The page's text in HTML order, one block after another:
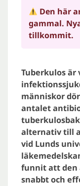
Den här
gammal.
tillkommit.
Tuberkulos är
människor
antalet
alternativ till
vid Lunds
funnit att den
snabbt och